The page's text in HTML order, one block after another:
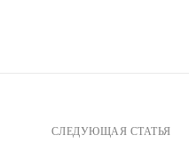
СЛЕДУЮЩАЯ СТАТЬЯ